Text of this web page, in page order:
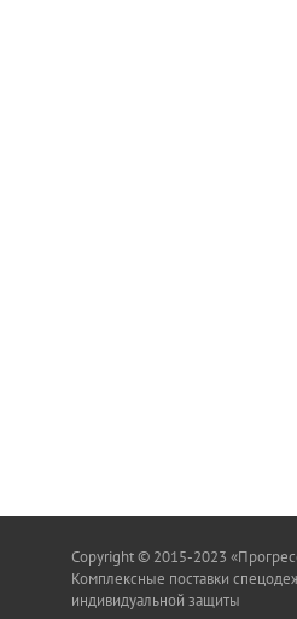
Copyright © 2015-2023
Комплексные поставки
индивидуальной защиты